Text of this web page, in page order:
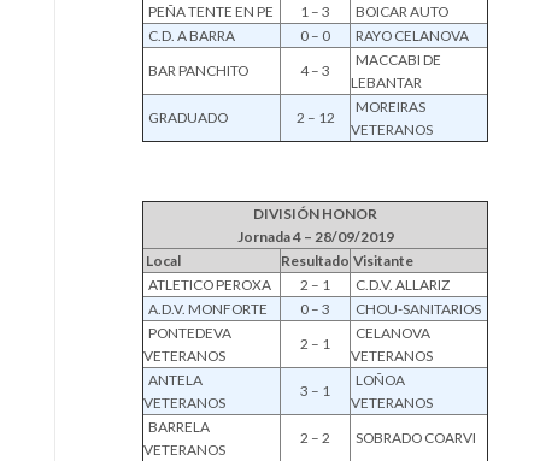
PEÑA TENTE EN PE
1 – 3
BOICAR AUTO
C.D. A BARRA
0 – 0
RAYO CELANOVA
BAR PANCHITO
4 – 3
MACCABI DE
LEBANTAR
GRADUADO
2 – 12
MOREIRAS
VETERANOS
DIVISIÓN HONOR
Jornada 4 – 28/09/2019
Local
Resultado Visitante
ATLETICO PEROXA
2 – 1
C.D.V. ALLARIZ
A.D.V. MONFORTE
0 – 3
CHOU-SANITARIOS
PONTEDEVA
VETERANOS
2 – 1
CELANOVA
VETERANOS
ANTELA
VETERANOS
3 – 1
LOÑOA
VETERANOS
BARRELA
VETERANOS
2 – 2
SOBRADO COARVI